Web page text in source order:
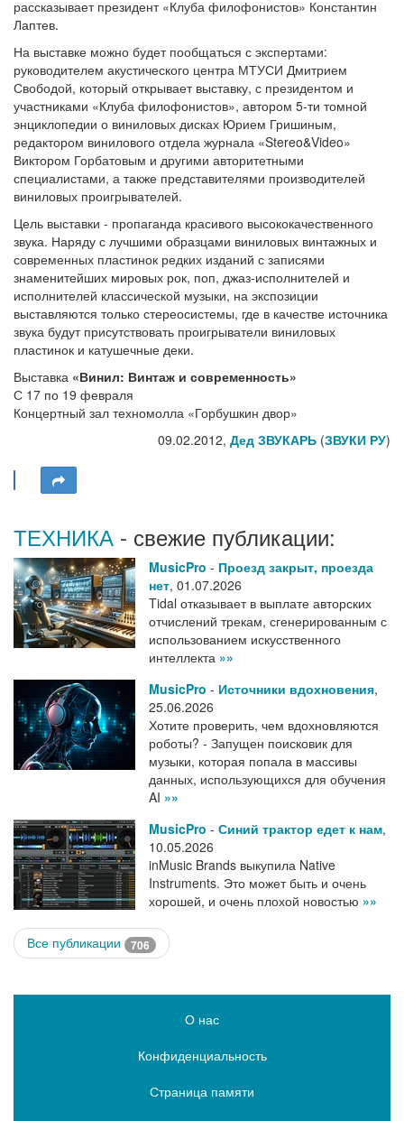
рассказывает президент «Клуба филофонистов» Константин
Лаптев.
На выставке можно будет пообщаться с экспертами:
руководителем акустического центра МТУСИ Дмитрием
Свободой, который открывает выставку, с президентом и
участниками «Клуба филофонистов», автором 5-ти томной
энциклопедии о виниловых дисках Юрием Гришиным,
редактором винилового отдела журнала «Stereo&Video»
Виктором Горбатовым и другими авторитетными
специалистами, а также представителями производителей
виниловых проигрывателей.
Цель выставки - пропаганда красивого высококачественного
звука. Наряду с лучшими образцами виниловых винтажных и
современных пластинок редких изданий с записями
знаменитейших мировых рок, поп, джаз-исполнителей и
исполнителей классической музыки, на экспозиции
выставляются только стереосистемы, где в качестве источника
звука будут присутствовать проигрыватели виниловых
пластинок и катушечные деки.
Выставка «Винил: Винтаж и современность»
С 17 по 19 февраля
Концертный зал техномолла «Горбушкин двор»
09.02.2012, Дед ЗВУКАРЬ (ЗВУКИ РУ)
ТЕХНИКА - свежие публикации:
MusicPro - Проезд закрыт, проезда
нет, 01.07.2026
Tidal отказывает в выплате авторских
отчислений трекам, сгенерированным с
использованием искусственного
интеллекта »»
MusicPro - Источники вдохновения,
25.06.2026
Хотите проверить, чем вдохновляются
роботы? - Запущен поисковик для
музыки, которая попала в массивы
данных, использующихся для обучения
AI »»
MusicPro - Синий трактор едет к нам,
10.05.2026
inMusic Brands выкупила Native
Instruments. Это может быть и очень
хорошей, и очень плохой новостью »»
Все публикации 706
О нас
Конфиденциальность
Страница памяти